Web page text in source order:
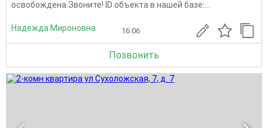
освобождена.Звоните! ID объекта в нашей базе:...
Надежда Мироновна 16.06
Позвонить